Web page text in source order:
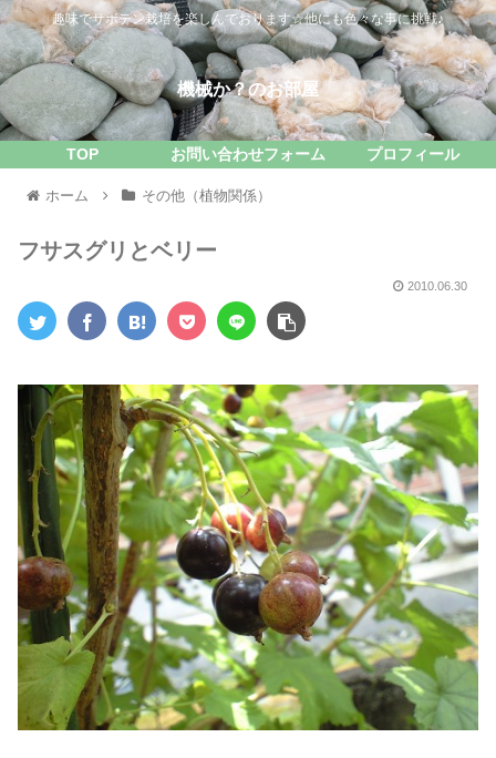
趣味でサボテン栽培を楽しんでおります☆他にも色々な事に挑戦♪
機械か？のお部屋
TOP お問い合わせフォーム プロフィール
ホーム その他（植物関係）
フサスグリとベリー
2010.06.30